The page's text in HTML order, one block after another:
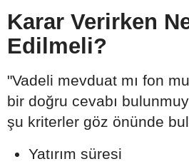
Karar Verirken
Edilmeli?
"Vadeli mevduat mı fon
bir doğru cevabı
şu kriterler göz önünde
Yatırım süresi